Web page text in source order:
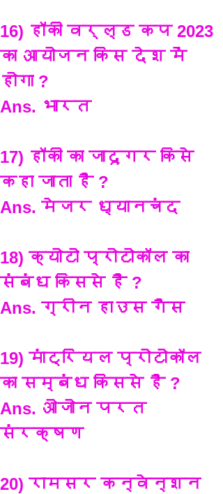
16) हॉकी वर्ल्ड कप 2023
का आयोजन किस देश में
होगा ?
Ans. भारत
17) हॉकी का जादूगर किसे
कहा जाता है ?
Ans. मेजर ध्यानचंद
18) क्योटो प्रोटोकॉल का
संबंध किससे है ?
Ans. ग्रीन हाउस गैस
19) मांट्रियल प्रोटोकॉल
का सम्बंध किससे है ?
Ans. ओजोन परत
संरक्षण
20) रामसर कन्वेन्शन